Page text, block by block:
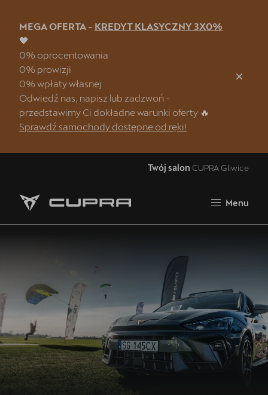
MEGA OFERTA - KREDYT KLASYCZNY 3X0%
🖤
0% oprocentowania
0% prowizji
0% wpłaty własnej
Odwiedź nas, napisz lub zadzwoń -
przedstawimy Ci dokładne warunki oferty 🔥
Sprawdź samochody dostępne od ręki!
Twój salon CUPRA Gliwice
Menu
Strona główna
Oferta i aktualności
Samochody dostępne od ręki
Jazda próbna CUPRĄ
Kontakt